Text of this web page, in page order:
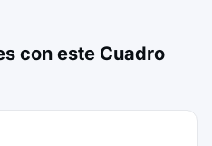
con este Cuadro